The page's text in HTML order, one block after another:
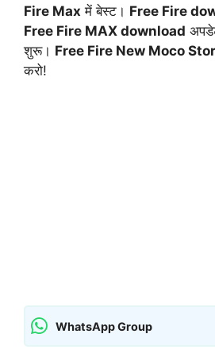
Fire Max में बेस्ट। Free Fire
Free Fire MAX download
शुरू। Free Fire New Moco
करो!
WhatsApp Group